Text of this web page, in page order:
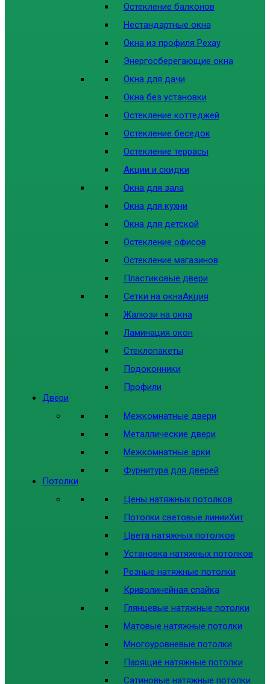
Остекление балконов
Нестандартные окна
Окна из профиля Рехау
Энергосберегающие окна
Окна для дачи
Окна без установки
Остекление коттеджей
Остекление беседок
Остекление террасы
Акции и скидки
Окна для зала
Окна для кухни
Окна для детской
Остекление офисов
Остекление магазинов
Пластиковые двери
Сетки на окнаАкция
Жалюзи на окна
Ламинация окон
Стеклопакеты
Подоконники
Профили
Двери
Межкомнатные двери
Металлические двери
Межкомнатные арки
Фурнитура для дверей
Потолки
Цены натяжных потолков
Потолки световые линииХит
Цвета натяжных потолков
Установка натяжных потолков
Резные натяжные потолки
Криволинейная спайка
Глянцевые натяжные потолки
Матовые натяжные потолки
Многоуровневые потолки
Парящие натяжные потолки
Сатиновые натяжные потолки